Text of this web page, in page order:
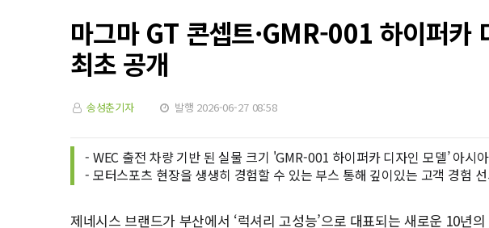
마그마 GT 콘셉트·GMR-001 하이퍼카
최초 공개
송성춘기자 발행 2026-06-27 08:58
- WEC 출전 차량 기반 된 실물 크기 'GMR-001 하이퍼카 디자인 모델’ 아시
- 모터스포츠 현장을 생생히 경험할 수 있는 부스 통해 깊이있는 고객 경험
제네시스 브랜드가 부산에서 ‘럭셔리 고성능’으로 대표되는 새로운 10년